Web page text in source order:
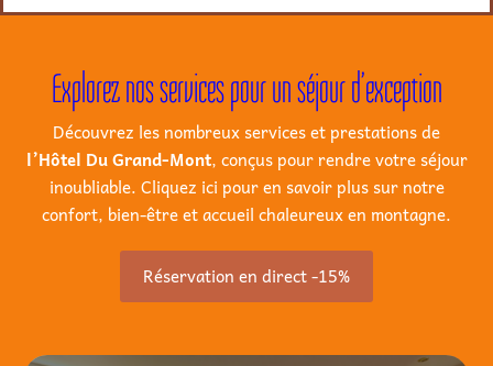
Explorez nos services pour un séjour d’exception
Découvrez les nombreux services et prestations de
l’Hôtel Du Grand-Mont, conçus pour rendre votre séjour
inoubliable. Cliquez ici pour en savoir plus sur notre
confort, bien-être et accueil chaleureux en montagne.
Réservation en direct -15%